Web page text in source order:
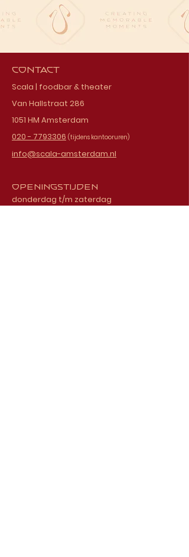
Contact
Scala | foodbar & theater
Van Hallstraat 286
1051 HM Amsterdam
020 - 7793306 (tijdens kantooruren)
info@scala-amsterdam.nl
Openingstijden
donderdag t/m zaterdag